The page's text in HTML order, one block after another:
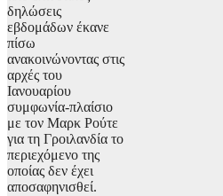
δηλώσεις
εβδομάδων έκανε
πίσω
ανακοινώνοντας στις
αρχές του
Ιανουαρίου
συμφωνία-πλαίσιο
με τον Μαρκ Ρούτε
για τη Γροιλανδία το
περιεχόμενο της
οποίας δεν έχει
αποσαφηνισθεί.